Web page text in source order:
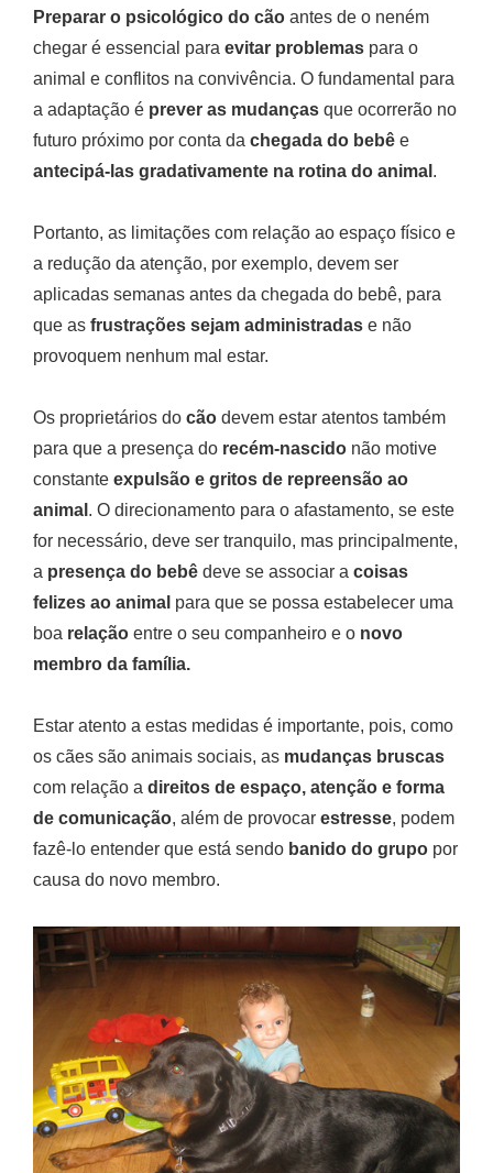
Preparar o psicológico do cão antes de o neném
chegar é essencial para evitar problemas para o
animal e conflitos na convivência. O fundamental para
a adaptação é prever as mudanças que ocorrerão no
futuro próximo por conta da chegada do bebê e
antecipá-las gradativamente na rotina do animal .
Portanto, as limitações com relação ao espaço físico e
a redução da atenção, por exemplo, devem ser
aplicadas semanas antes da chegada do bebê, para
que as frustrações sejam administradas e não
provoquem nenhum mal estar.
Os proprietários do cão devem estar atentos também
para que a presença do recém-nascido não motive
constante expulsão e gritos de repreensão ao
animal . O direcionamento para o afastamento, se este
for necessário, deve ser tranquilo, mas principalmente,
a presença do bebê deve se associar a coisas
felizes ao animal para que se possa estabelecer uma
boa relação entre o seu companheiro e o novo
membro da família.
Estar atento a estas medidas é importante, pois, como
os cães são animais sociais, as mudanças bruscas
com relação a direitos de espaço, atenção e forma
de comunicação, além de provocar estresse, podem
fazê-lo entender que está sendo banido do grupo por
causa do novo membro.